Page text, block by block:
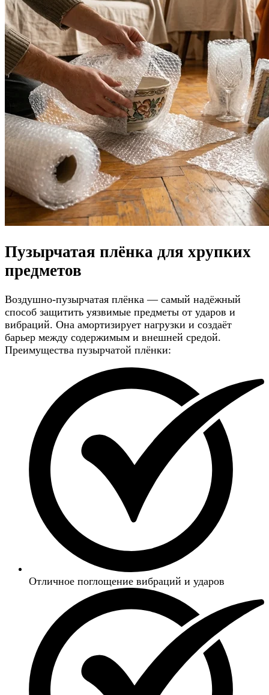
Пузырчатая плёнка для хрупких
предметов
Воздушно-пузырчатая плёнка — самый надёжный
способ защитить уязвимые предметы от ударов и
вибраций. Она амортизирует нагрузки и создаёт
барьер между содержимым и внешней средой.
Преимущества пузырчатой плёнки:
Отличное поглощение вибраций и ударов